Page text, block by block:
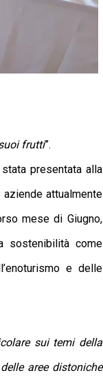
frutti”.
presentata alla
attualmente
mese di Giugno,
sostenibilità come
e delle
sui temi della
aree distoniche